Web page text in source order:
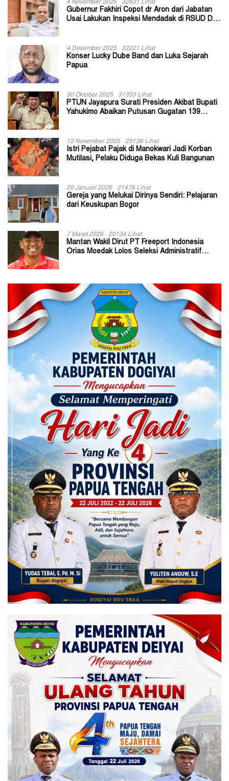
4 November 2025 32631 Lihat
Gubernur Fakhiri Copot dr Aron dari Jabatan
Usai Lakukan Inspeksi Mendadak di RSUD Dok
4 Desember 2025 32221 Lihat
Konser Lucky Dube Band dan Luka Sejarah
Papua
30 Oktober 2025 31353 Lihat
PTUN Jayapura Surati Presiden Akibat Bupati
Yahukimo Abaikan Putusan Gugatan 139
12 November 2025 29136 Lihat
Istri Pejabat Pajak di Manokwari Jadi Korban
Mutilasi, Pelaku Diduga Bekas Kuli Bangunan
20 Januari 2026 21476 Lihat
Gereja yang Melukai Dirinya Sendiri: Pelajaran
dari Keuskupan Bogor
7 Maret 2026 20134 Lihat
Mantan Wakil Dirut PT Freeport Indonesia
Orias Moedak Lolos Seleksi Administratif